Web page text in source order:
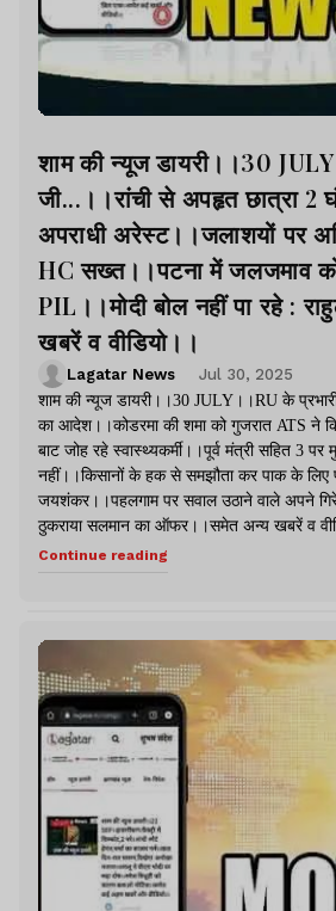
शाम की न्यूज डायरी।।30
जी...।।रांची से अपहृत छात्रा 2
अपराधी अरेस्ट।।जलाशयों पर
HC सख्त।।पटना में जलजमाव
PIL।।मोदी बोल नहीं पा रहे :
खबरें व वीडियो।।
Lagatar News
Jul 30, 2025
शाम की न्यूज डायरी।।30 JULY।।RU के
का आदेश।।कोडरमा की शमा को गुजरात ATS ने
बाट जोह रहे स्वास्थ्यकर्मी।।पूर्व मंत्री सहित 3
नहीं।।किसानों के हक से समझौता कर पाक के लिए
जयशंकर।।पहलगाम पर सवाल उठाने वाले अपने
ठुकराया सलमान का ऑफर।।समेत अन्य खबरें व
Continue reading